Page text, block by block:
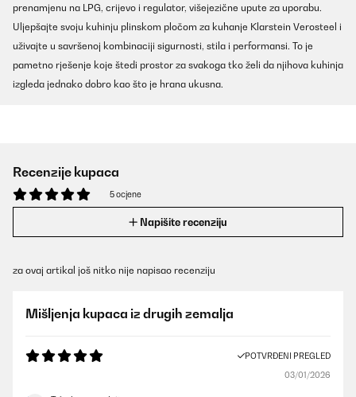
prenamjenu na LPG, crijevo i regulator, višejezične upute za uporabu.
Uljepšajte svoju kuhinju plinskom pločom za kuhanje Klarstein Verosteel i
uživajte u savršenoj kombinaciji sigurnosti, stila i performansi. To je
pametno rješenje koje štedi prostor za svakoga tko želi da njihova kuhinja
izgleda jednako dobro kao što je hrana ukusna.
Recenzije kupaca
5 ocjene
Napišite recenziju
za ovaj artikal još nitko nije napisao recenziju
Mišljenja kupaca iz drugih zemalja
POTVRĐENI PREGLED
03/01/2026